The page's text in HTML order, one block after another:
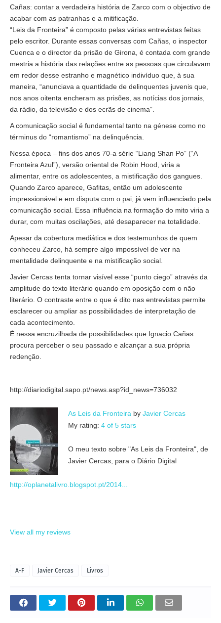
Cañas: contar a verdadeira história de Zarco com o objectivo de
acabar com as patranhas e a mitificação.
“Leis da Fronteira” é composto pelas várias entrevistas feitas
pelo escritor. Durante essas conversas com Cañas, o inspector
Cuenca e o director da prisão de Girona, é contada com grande
mestria a história das relações entre as pessoas que circulavam
em redor desse estranho e magnético indivíduo que, à sua
maneira, “anunciava a quantidade de delinquentes juvenis que,
nos anos oitenta encheram as prisões, as notícias dos jornais,
da rádio, da televisão e dos ecrãs de cinema”.
A comunicação social é fundamental tanto na génese como no
términus do “romantismo” na delinquência.
Nessa época – fins dos anos 70-a série “Liang Shan Po” (“A
Fronteira Azul”), versão oriental de Robin Hood, viria a
alimentar, entre os adolescentes, a mistificação dos gangues.
Quando Zarco aparece, Gafitas, então um adolescente
impressionável e em disputa com o pai, já vem influenciado pela
comunicação social. Essa influência na formação do mito viria a
durar, com muitas oscilações, até desaparecer na totalidade.
Apesar da cobertura mediática e dos testemunhos de quem
conheceu Zarco, há sempre algo impossível de ver na
mentalidade delinquente e na mistificação social.
Javier Cercas tenta tornar visível esse “punto ciego” através da
amplitude do texto literário quando em oposição com o não
literário. O contraste entre o que é dito nas entrevistas permite
esclarecer ou ampliar as possibilidades de interpretação de
cada acontecimento.
É nessa encruzilhada de possibilidades que Ignacio Cañas
procura perceber o seu passado e alcançar a sua própria
redenção.
http://diariodigital.sapo.pt/news.asp?id_news=736032
As Leis da Fronteira by Javier Cercas
My rating: 4 of 5 stars
O meu texto sobre "As Leis da Fronteira", de
Javier Cercas, para o Diário Digital
http://oplanetalivro.blogspot.pt/2014...
View all my reviews
A-F Javier Cercas Livros